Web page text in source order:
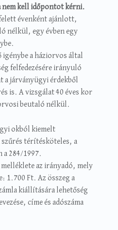
nem kell időpontot kérni.
évenként ajánlott,
nélkül, egy évben egy
igénybe a háziorvos által
felfedezésére irányuló
a járványügyi érdekből
is. A vizsgálat 40 éves kor
beutaló nélkül.
okból kiemelt
szűrés térítésköteles, a
284/1997.
az irányadó, mely
1.700 Ft. Az összeg a
kiállítására lehetőség
címe és adószáma